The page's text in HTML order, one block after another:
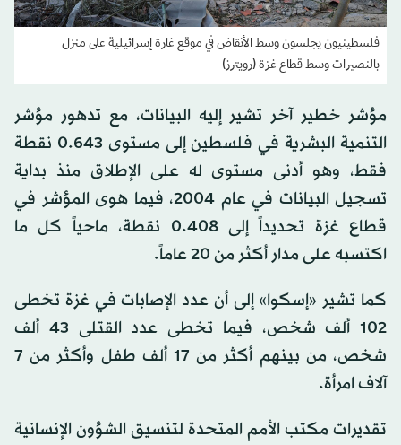
فلسطينيون يجلسون وسط الأنقاض في موقع غارة إسرائيلية على منزل
بالنصيرات وسط قطاع غزة (رويترز)
مؤشر خطير آخر تشير إليه البيانات، مع تدهور مؤشر
التنمية البشرية في فلسطين إلى مستوى 0.643 نقطة
فقط، وهو أدنى مستوى له على الإطلاق منذ بداية
تسجيل البيانات في عام 2004، فيما هوى المؤشر في
قطاع غزة تحديداً إلى 0.408 نقطة، ماحياً كل ما
اكتسبه على مدار أكثر من 20 عاماً.
كما تشير «إسكوا» إلى أن عدد الإصابات في غزة تخطى
102 ألف شخص، فيما تخطى عدد القتلى 43 ألف
شخص، من بينهم أكثر من 17 ألف طفل وأكثر من 7
آلاف امرأة.
تقديرات مكتب الأمم المتحدة لتنسيق الشؤون الإنسانية